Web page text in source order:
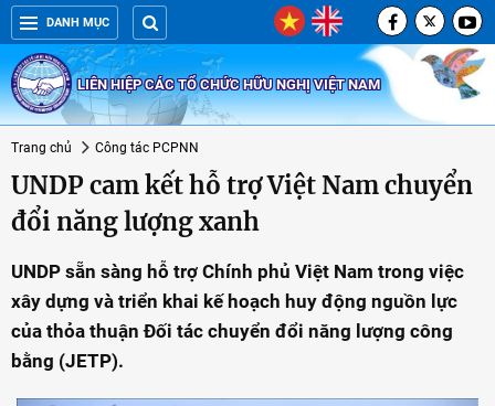
DANH MỤC
LIÊN HIỆP CÁC TỔ CHỨC HỮU NGHỊ VIỆT NAM
Trang chủ Công tác PCPNN
UNDP cam kết hỗ trợ Việt Nam chuyển
đổi năng lượng xanh
UNDP sẵn sàng hỗ trợ Chính phủ Việt Nam trong việc
xây dựng và triển khai kế hoạch huy động nguồn lực
của thỏa thuận Đối tác chuyển đổi năng lượng công
bằng (JETP).